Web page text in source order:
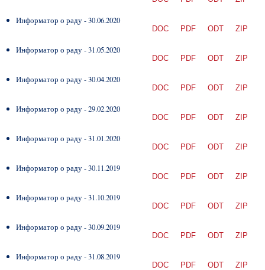
Информатор о раду - 30.06.2020
ZIP
ODT
PDF
DOC
Информатор о раду - 31.05.2020
ZIP
ODT
PDF
DOC
Информатор о раду - 30.04.2020
ZIP
ODT
PDF
DOC
Информатор о раду - 29.02.2020
ZIP
ODT
PDF
DOC
Информатор о раду - 31.01.2020
ZIP
ODT
PDF
DOC
Информатор о раду - 30.11.2019
ZIP
ODT
PDF
DOC
Информатор о раду - 31.10.2019
ZIP
ODT
PDF
DOC
Информатор о раду - 30.09.2019
ZIP
ODT
PDF
DOC
Информатор о раду - 31.08.2019
ZIP
ODT
PDF
DOC